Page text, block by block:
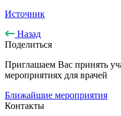
Источник
Назад
Поделиться
Приглашаем Вас принять
мероприятиях для врачей
Ближайшие мероприятия
Контакты